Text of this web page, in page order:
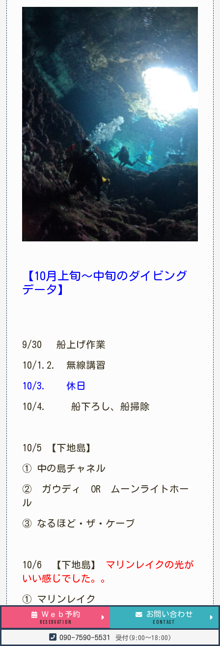
【10月上旬〜中旬のダイビング
データ】
9/30 船上げ作業
10/1.2. 無線講習
10/3. 休日
10/4. 船下ろし、船掃除
10/5 【下地島】
① 中の島チャネル
② ガウディ OR ムーンライトホー
ル
③ なるほど・ザ・ケーブ
10/6 【下地島】 マリンレイクの光が
いい感じでした。。
① マリンレイク
② 通り池
③ 本ドロップ
Ｗｅｂ予約
RESERVATION
お問い合わせ
CONTACT
090-7590-5531 受付(9:00～18:00)